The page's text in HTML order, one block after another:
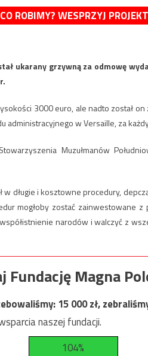
ROBIMY? WESPRZYJ
ukarany grzywną za odmowę
3000 euro, ale nadto został
administracyjnego w Versaille, za
Muzułmanów
w długie i kosztowne procedury,
mogłoby zostać zainwestowane
narodów i walczyć z
Fundację Magna
15 000zł,
naszej fundacji.
104%